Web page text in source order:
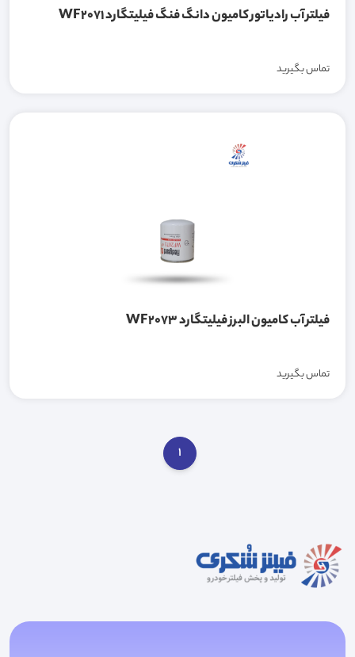
فیلتر آب رادیاتور کامیون دانگ فنگ فیلیتگارد WF2071
تماس بگیرید
فیلتر آب کامیون البرز فیلیتگارد WF2073
تماس بگیرید
1